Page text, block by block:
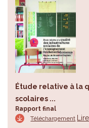
Étude relative à la
scolaires ...
Rapport final
Téléchargement